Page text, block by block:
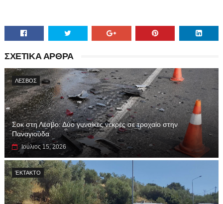
ΣΧΕΤΙΚΑ ΑΡΘΡΑ
ΛΕΣΒΟΣ
Σοκ στη Λέσβο: Δύο γυναίκες νεκρές σε τροχαίο στην
Παναγιούδα
Ιούλιος 15, 2026
ΈΚΤΑΚΤΟ